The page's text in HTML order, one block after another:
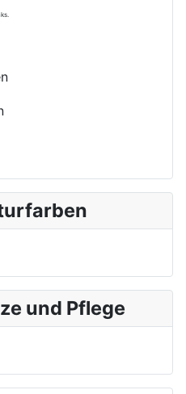
und Pflege